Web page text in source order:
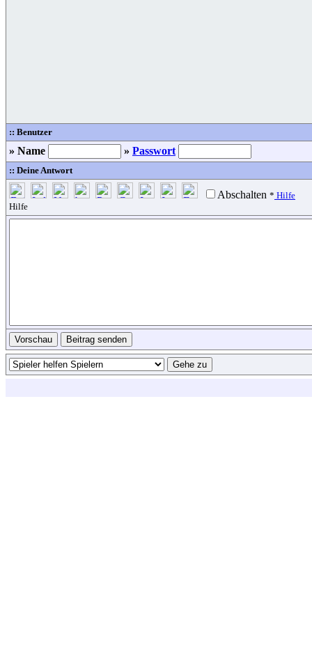
:: Benutzer
» Name » Passwort
:: Deine Antwort
Abschalten * Hilfe
Hilfe